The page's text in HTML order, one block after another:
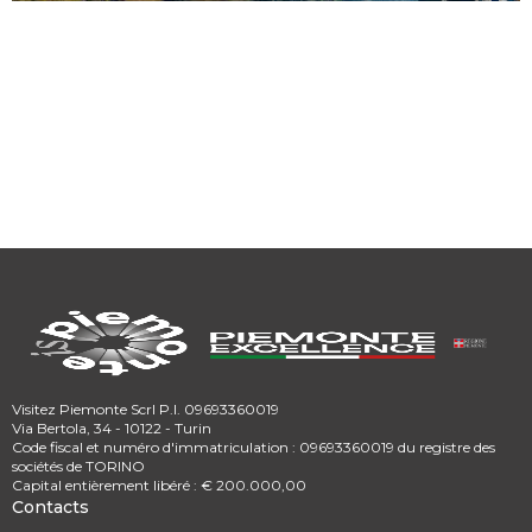
Visitez Piemonte Scrl P.I. 09693360019
Via Bertola, 34 - 10122 - Turin
Code fiscal et numéro d'immatriculation : 09693360019 du registre des
sociétés de TORINO
Capital entièrement libéré : € 200.000,00
Contacts